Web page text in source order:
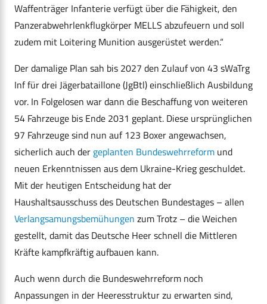
Waffenträger Infanterie verfügt über die Fähigkeit, den
Panzerabwehrlenkflugkörper MELLS abzufeuern und soll
zudem mit Loitering Munition ausgerüstet werden.“
Der damalige Plan sah bis 2027 den Zulauf von 43 sWaTrg
Inf für drei Jägerbataillone (JgBtl) einschließlich Ausbildung
vor. In Folgelosen war dann die Beschaffung von weiteren
54 Fahrzeuge bis Ende 2031 geplant. Diese ursprünglichen
97 Fahrzeuge sind nun auf 123 Boxer angewachsen,
sicherlich auch der geplanten Bundeswehrreform und
neuen Erkenntnissen aus dem Ukraine-Krieg geschuldet.
Mit der heutigen Entscheidung hat der
Haushaltsausschuss des Deutschen Bundestages – allen
Verlangsamungsbemühungen zum Trotz – die Weichen
gestellt, damit das Deutsche Heer schnell die Mittleren
Kräfte kampfkräftig aufbauen kann.
Auch wenn durch die Bundeswehrreform noch
Anpassungen in der Heeresstruktur zu erwarten sind,